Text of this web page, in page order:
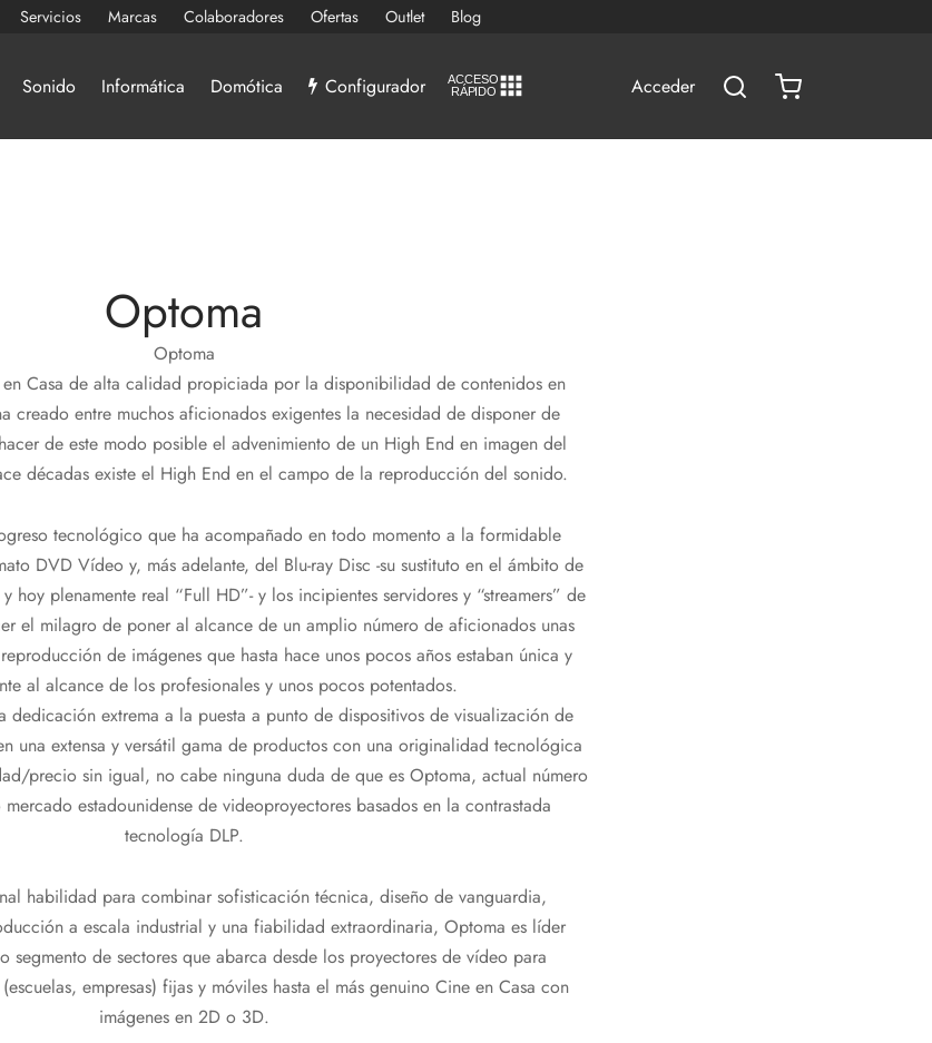
Servicios Marcas Colaboradores Ofertas Outlet Blog
Sonido Informática Domótica Configurador ACCESO
RÁPIDO Acceder
Optoma
Optoma
Casa de alta calidad propiciada por la disponibilidad de contenidos en
creado entre muchos aficionados exigentes la necesidad de disponer de
de este modo posible el advenimiento de un High End en imagen del
décadas existe el High End en el campo de la reproducción del sonido.
tecnológico que ha acompañado en todo momento a la formidable
DVD Vídeo y, más adelante, del Blu-ray Disc -su sustituto en el ámbito de
hoy plenamente real “Full HD”- y los incipientes servidores y “streamers” de
el milagro de poner al alcance de un amplio número de aficionados unas
de imágenes que hasta hace unos pocos años estaban única y
al alcance de los profesionales y unos pocos potentados.
dedicación extrema a la puesta a punto de dispositivos de visualización de
una extensa y versátil gama de productos con una originalidad tecnológica
precio sin igual, no cabe ninguna duda de que es Optoma, actual número
estadounidense de videoproyectores basados en la contrastada
tecnología DLP.
habilidad para combinar sofisticación técnica, diseño de vanguardia,
a escala industrial y una fiabilidad extraordinaria, Optoma es líder
segmento de sectores que abarca desde los proyectores de vídeo para
empresas) fijas y móviles hasta el más genuino Cine en Casa con
imágenes en 2D o 3D.